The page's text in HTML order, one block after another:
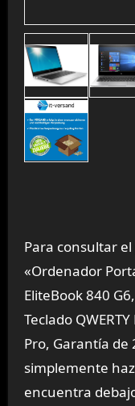
Para consultar
«Ordenador
EliteBook 840
Teclado
Pro, Garantía de
simplemente
encuentra